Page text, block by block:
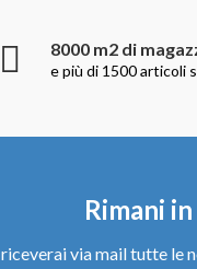
8000 m2 di
e più di 1500 articoli
Rimani
riceverai via mail tutte le